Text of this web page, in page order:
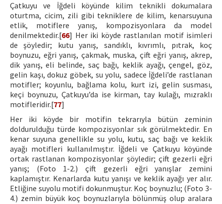
Çatkuyu ve İğdeli köyünde kilim teknikli dokumalara
oturtma, cicim, zili gibi tekniklere de kilim, kenarsuyuna
etlik, motiflere yanış, kompozisyonlara da model
denilmektedir.[66] Her iki köyde rastlanılan motif isimleri
de şöyledir; kutu yanış, sandıklı, kıvrımlı, pıtrak, koç
boynuzu, eğri yanış, çakmak, muska, çift eğri yanış, akrep,
dik yanış, eli belinde, saç bağı, keklik ayağı, çengel, göz,
gelin kaşı, dokuz göbek, su yolu, sadece İğdeli’de rastlanan
motifler; koyunlu, bağlama kolu, kurt izi, gelin susması,
keçi boynuzu, Çatkuyu’da ise kirman, tay kulağı, mızraklı
motifleridir.[77]
Her iki köyde bir motifin tekrarıyla bütün zeminin
doldurulduğu türde kompozisyonlar sık görülmektedir. En
kenar suyuna genellikle su yolu, kutu, saç bağı ve keklik
ayağı motifleri kullanılmıştır. İğdeli ve Çatkuyu köyünde
ortak rastlanan kompozisyonlar şöyledir; çift gezerli eğri
yanış; (Foto 1-2.) çift gezerli eğri yanışlar zemini
kaplamıştır. Kenarlarda kutu yanışı ve keklik ayağı yer alır.
Etliğine suyolu motifi dokunmuştur. Koç boynuzlu; (Foto 3-
4.) zemin büyük koç boynuzlarıyla bölünmüş olup aralara